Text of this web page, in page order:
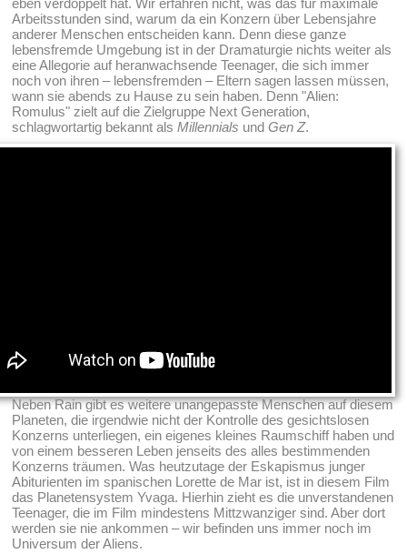
eben verdoppelt hat. Wir erfahren nicht, was das für maximale
Arbeitsstunden sind, warum da ein Konzern über Lebensjahre
anderer Menschen entscheiden kann. Denn diese ganze
lebensfremde Umgebung ist in der Dramaturgie nichts weiter als
eine Allegorie auf heranwachsende Teenager, die sich immer
noch von ihren – lebensfremden – Eltern sagen lassen müssen,
wann sie abends zu Hause zu sein haben. Denn "Alien:
Romulus" zielt auf die Zielgruppe Next Generation,
schlagwortartig bekannt alsMillennials undGen Z.
Neben Rain gibt es weitere unangepasste Menschen auf diesem
Planeten, die irgendwie nicht der Kontrolle des gesichtslosen
Konzerns unterliegen, ein eigenes kleines Raumschiff haben und
von einem besseren Leben jenseits des alles bestimmenden
Konzerns träumen. Was heutzutage der Eskapismus junger
Abiturienten im spanischen Lorette de Mar ist, ist in diesem Film
das Planetensystem Yvaga. Hierhin zieht es die unverstandenen
Teenager, die im Film mindestens Mittzwanziger sind. Aber dort
werden sie nie ankommen – wir befinden uns immer noch im
Universum der Aliens.